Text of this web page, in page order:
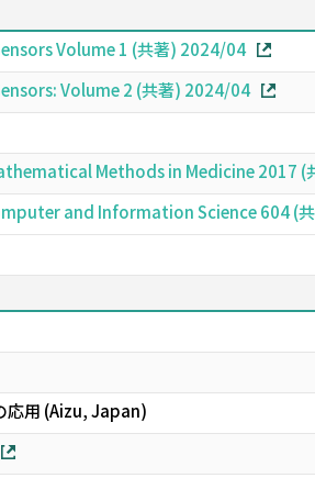
Volume 1 (共著) 2024/04
Volume 2 (共著) 2024/04
Methods in Medicine 2017 (
and Information Science 604 (
応用 (Aizu, Japan)